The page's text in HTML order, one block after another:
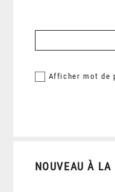
Afficher mot de
NOUVEAU À LA